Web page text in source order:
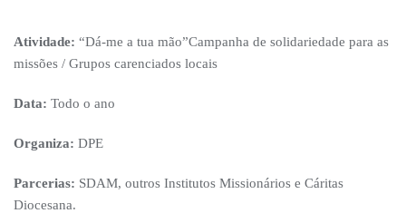
Atividade: “Dá-me a tua mão”Campanha de solidariedade para as
missões / Grupos carenciados locais
Data: Todo o ano
Organiza: DPE
Parcerias: SDAM, outros Institutos Missionários e Cáritas
Diocesana.